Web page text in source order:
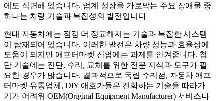
에도 직면해 있습니다. 업계 성장을 가로막는 주요 장애물 중
하나는 차량 기술과 복잡성의 발전입니다.
현대 자동차에는 점점 더 정교해지는 기술과 복잡한 시스템
이 탑재되어 있습니다. 이러한 발전은 차량 성능과 효율성에
도움이 되지만 애프터마켓 산업에는 과제를 안겨줍니다. 첨
단 기술에는 진단, 수리, 교체를 위한 전문 지식과 도구가 필
요한 경우가 많습니다. 결과적으로 독립 수리점, 자동차 애프
터마켓 유통업체, DIY 애호가들은 진화하는 기술을 따라가
기가 어려워 OEM(Original Equipment Manufacturer) 서비스나